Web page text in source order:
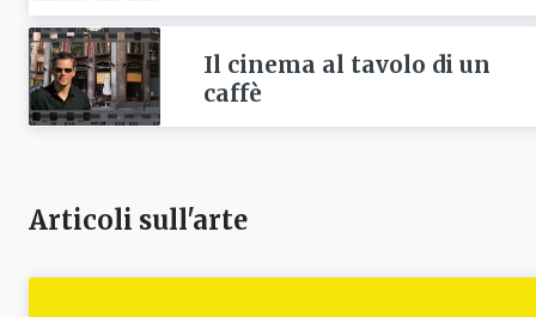
Il cinema al tavolo di un
caffè
Articoli sull'arte